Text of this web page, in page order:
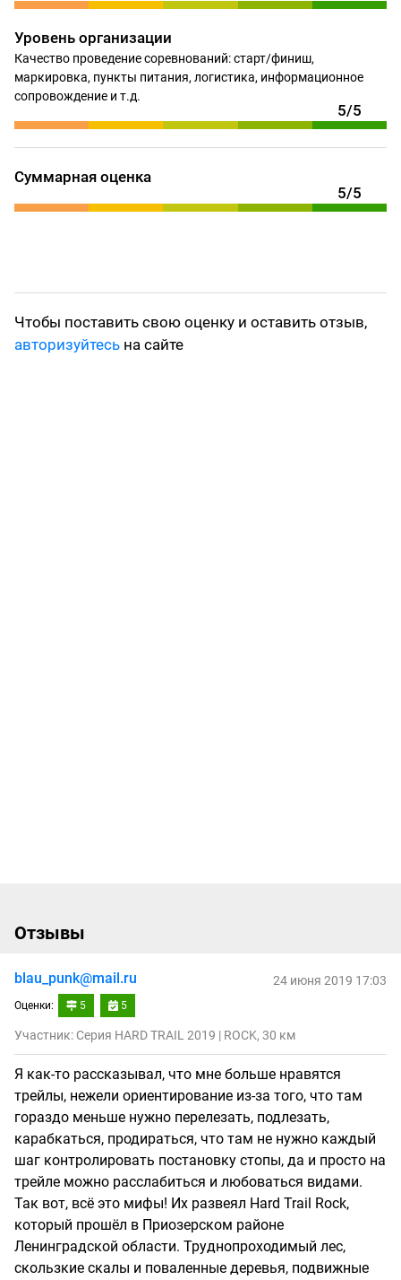
Уровень организации
Качество проведение соревнований: старт/финиш,
маркировка, пункты питания, логистика, информационное
сопровождение и т.д.
5/5
Суммарная оценка
5/5
Чтобы поставить свою оценку и оставить отзыв,
авторизуйтесь на сайте
Отзывы
blau_punk@mail.ru
Оценки: 5 5
24 июня 2019 17:03
Участник: Серия HARD TRAIL 2019 | ROCK, 30 км
Я как-то рассказывал, что мне больше нравятся
трейлы, нежели ориентирование из-за того, что там
гораздо меньше нужно перелезать, подлезать,
карабкаться, продираться, что там не нужно каждый
шаг контролировать постановку стопы, да и просто на
трейле можно расслабиться и любоваться видами.
Так вот, всё это мифы! Их развеял Hard Trail Rock,
который прошёл в Приозерском районе
Ленинградской области. Труднопроходимый лес,
скользкие скалы и поваленные деревья, подвижные